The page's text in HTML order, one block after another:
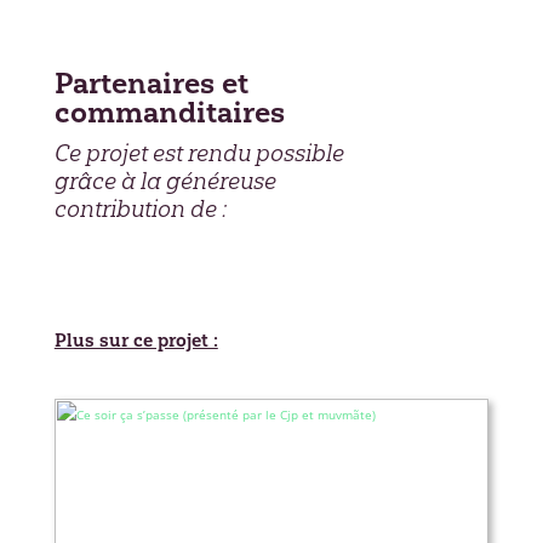
Partenaires et
commanditaires
Ce projet est rendu possible
grâce à la généreuse
contribution de :
Plus sur ce projet :